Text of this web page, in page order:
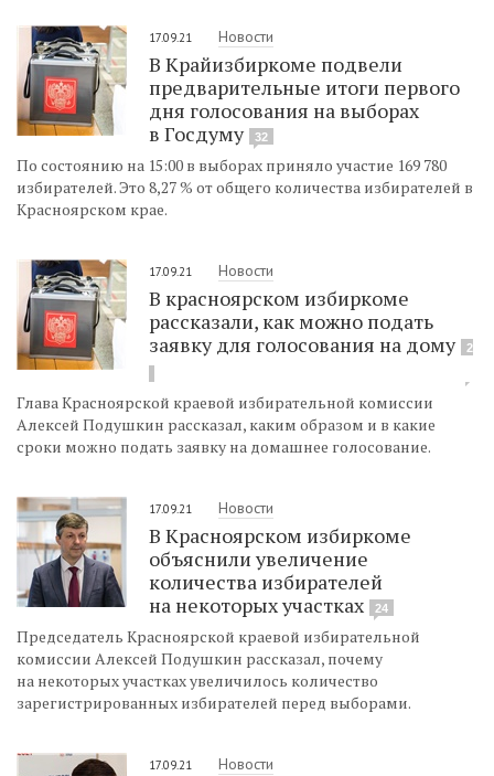
17.09.21 Новости
В Крайизбиркоме подвели
предварительные итоги первого
дня голосования на выборах
в Госдуму
32
По состоянию на 15:00 в выборах приняло участие 169 780
избирателей. Это 8,27 % от общего количества избирателей в
Красноярском крае.
17.09.21 Новости
В красноярском избиркоме
рассказали, как можно подать
заявку для голосования на дому
2
Глава Красноярской краевой избирательной комиссии
Алексей Подушкин рассказал, каким образом и в какие
сроки можно подать заявку на домашнее голосование.
17.09.21 Новости
В Красноярском избиркоме
объяснили увеличение
количества избирателей
на некоторых участках
24
Председатель Красноярской краевой избирательной
комиссии Алексей Подушкин рассказал, почему
на некоторых участках увеличилось количество
зарегистрированных избирателей перед выборами.
17.09.21 Новости